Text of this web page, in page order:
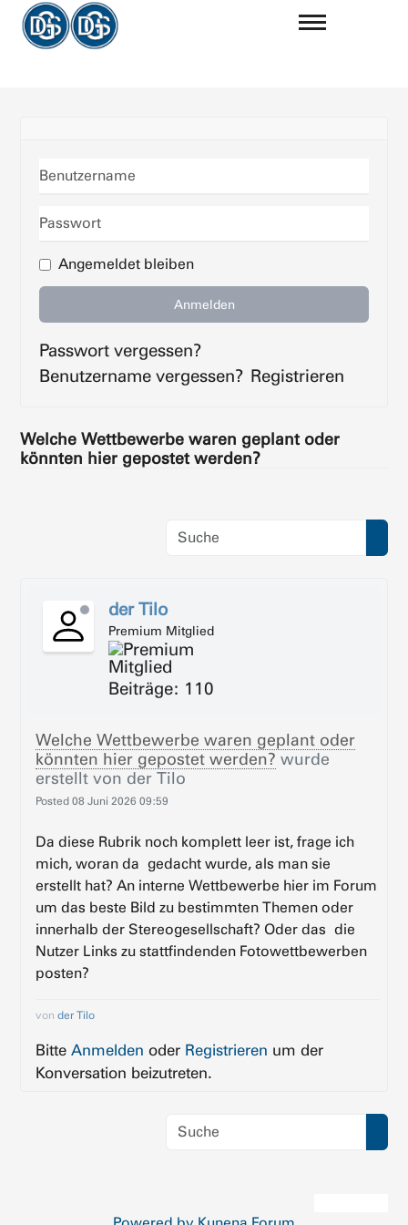
Benutzername
Passwort
Angemeldet bleiben
Anmelden
Passwort vergessen?
Benutzername vergessen? Registrieren
Welche Wettbewerbe waren geplant oder
könnten hier gepostet werden?
der Tilo
Premium Mitglied
Beiträge: 110
Welche Wettbewerbe waren geplant oder
könnten hier gepostet werden? wurde
erstellt von der Tilo
Posted08 Juni 2026 09:59
Da diese Rubrik noch komplett leer ist, frage ich
mich, woran da gedacht wurde, als man sie
erstellt hat? An interne Wettbewerbe hier im Forum
um das beste Bild zu bestimmten Themen oder
innerhalb der Stereogesellschaft? Oder das die
Nutzer Links zu stattfindenden Fotowettbewerben
posten?
vonder Tilo
BitteAnmelden oder Registrieren um der
Konversation beizutreten.